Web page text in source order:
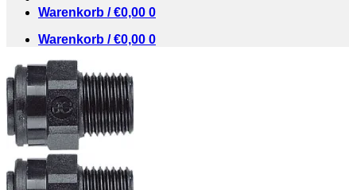
Warenkorb /€0,00 0
Warenkorb /€0,00 0